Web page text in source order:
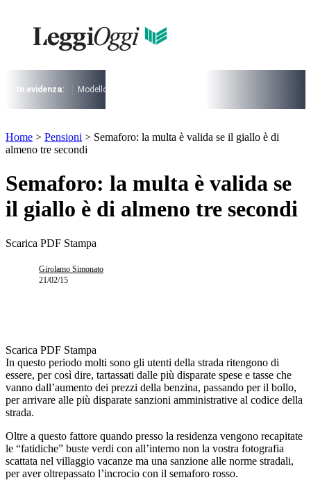
contenuto
I più cercati
Lorem ipsum dolor sit amet consectetur
Lorem ipsum dolor sit amet consectetur
In evidenza: Modello 730
I più cercati
Lorem ipsum dolor sit amet consectetur
Home > Pensioni > Semaforo: la multa è valida se il giallo è di
almeno tre secondi
Semaforo: la multa è valida se
il giallo è di almeno tre secondi
Scarica PDF Stampa
Girolamo Simonato
21/02/15
Scarica PDF Stampa
In questo periodo molti sono gli utenti della strada ritengono di
essere, per così dire, tartassati dalle più disparate spese e tasse che
vanno dall’aumento dei prezzi della benzina, passando per il bollo,
per arrivare alle più disparate sanzioni amministrative al codice della
strada.
Oltre a questo fattore quando presso la residenza vengono recapitate
le “fatidiche” buste verdi con all’interno non la vostra fotografia
scattata nel villaggio vacanze ma una sanzione alle norme stradali,
per aver oltrepassato l’incrocio con il semaforo rosso.